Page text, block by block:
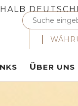
ÜBER UNS